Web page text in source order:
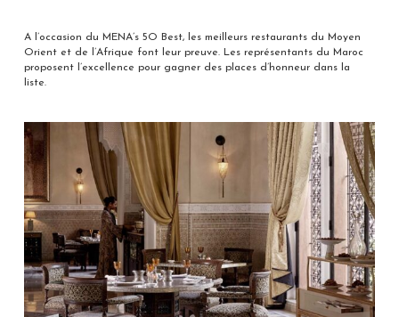
A l’occasion du MENA’s 5O Best, les meilleurs restaurants du Moyen
Orient et de l’Afrique font leur preuve. Les représentants du Maroc
proposent l’excellence pour gagner des places d’honneur dans la
liste.